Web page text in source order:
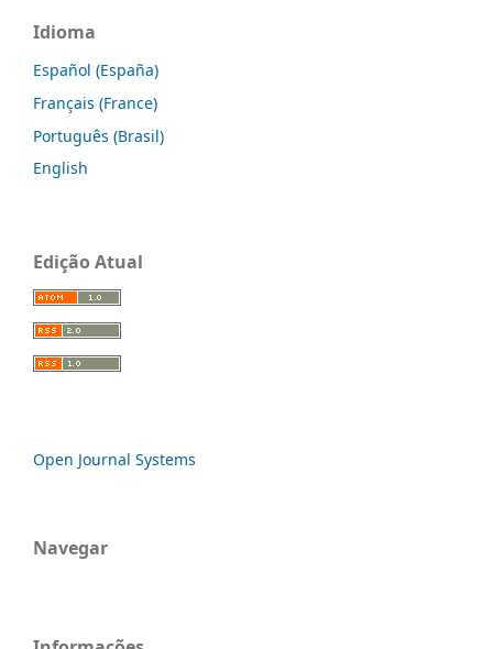
Idioma
Español (España)
Français (France)
Português (Brasil)
English
Edição Atual
Open Journal Systems
Navegar